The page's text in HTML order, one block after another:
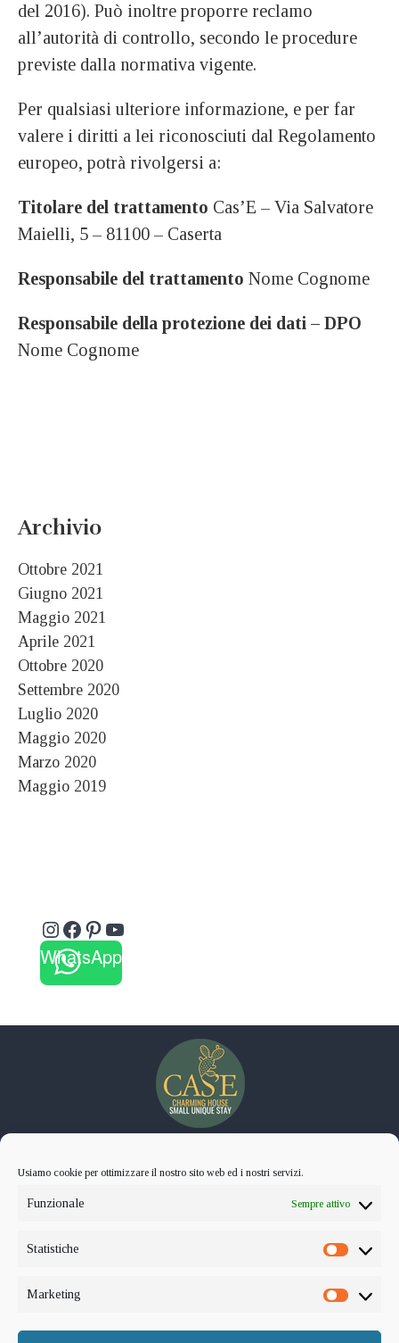
Usiamo cookie per ottimizzare il nostro sito web ed i nostri servizi.
Funzionale Sempre attivo
Statistiche
Marketing
del 2016). Può inoltre proporre reclamo
all’autorità di controllo, secondo le procedure
previste dalla normativa vigente.
Per qualsiasi ulteriore informazione, e per far
valere i diritti a lei riconosciuti dal Regolamento
europeo, potrà rivolgersi a:
Titolare del trattamento Cas’E – Via Salvatore
Maielli, 5 – 81100 – Caserta
Responsabile del trattamento Nome Cognome
Responsabile della protezione dei dati – DPO
Nome Cognome
Archivio
Ottobre 2021
Giugno 2021
Maggio 2021
Aprile 2021
Ottobre 2020
Settembre 2020
Luglio 2020
Maggio 2020
Marzo 2020
Maggio 2019
Instagram
Facebook
Pinterest
YouTube
WhatsApp
Small Unique Stay
e.Mail : info@casecharminghouse.com